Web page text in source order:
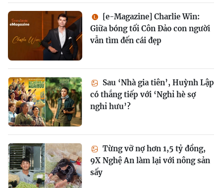
[e-Magazine] Charlie Win:
Giữa bóng tối Côn Đảo con người
vẫn tìm đến cái đẹp
Sau ‘Nhà gia tiên’, Huỳnh Lập
có thắng tiếp với ‘Nghỉ hè sợ
nghỉ hưu’?
Từng vỡ nợ hơn 1,5 tỷ đồng,
9X Nghệ An làm lại với nông sản
sấy